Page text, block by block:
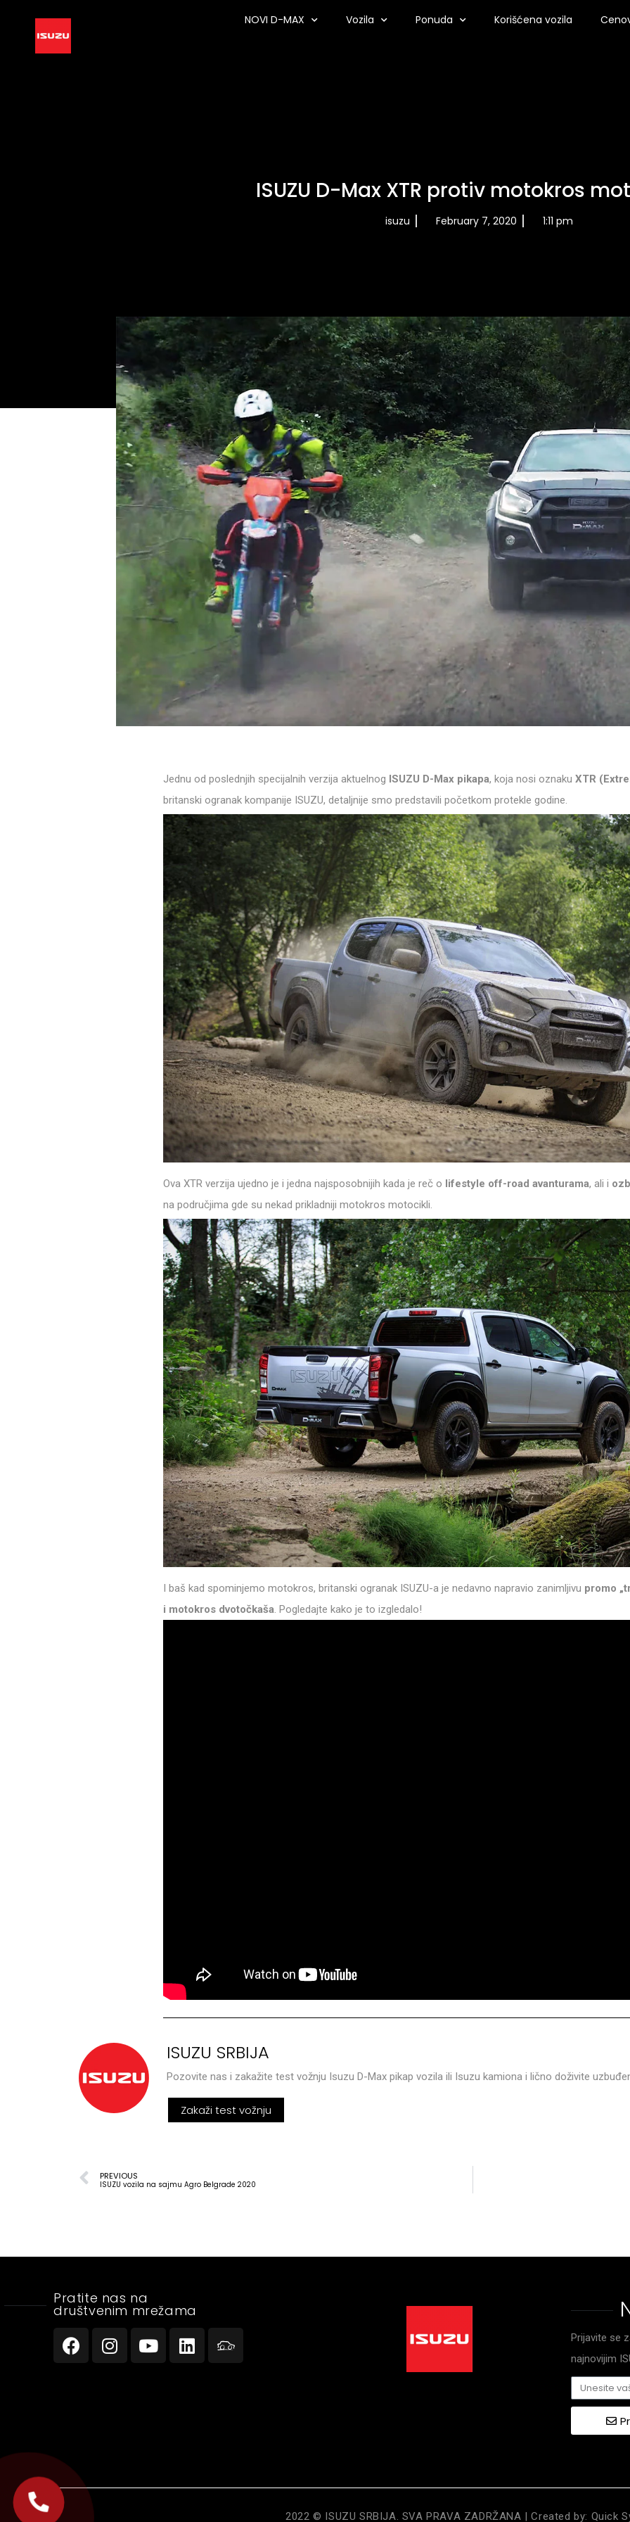
NOVI D-MAX Vozila Ponuda Korišćena vozila
ISUZU D-Max XTR protiv motokros
isuzu February 7, 2020 1:11 pm
Jednu od poslednjih specijalnih verzija aktuelnog ISUZU D-Max pikapa, koja nosi oznaku XTR
britanski ogranak kompanije ISUZU, detaljnije smo predstavili početkom protekle godine.
Ova XTR verzija ujedno je i jedna najsposobnijih kada je reč o lifestyle off-road avanturama, ali i
na područjima gde su nekad prikladniji motokros motocikli.
I baš kad spominjemo motokros, britanski ogranak ISUZU-a je nedavno napravio zanimljivu promo
i motokros dvotočkaša. Pogledajte kako je to izgledalo!
ISUZU SRBIJA
Pozovite nas i zakažite test vožnju Isuzu D-Max pikap vozila ili Isuzu kamiona i lično doživite
Zakaži test vožnju
PREVIOUS
ISUZU vozila na sajmu Agro Belgrade 2020
Pratite nas na
društvenim mrežama
Prijavite se
najnovijim
2022 © ISUZU SRBIJA. SVA PRAVA ZADRŽANA | Created by: Quick